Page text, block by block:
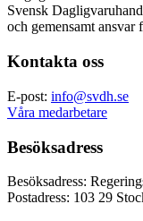
Svensk
och gemensamt ansvar
Kontakta oss
E-post: info@svdh.se
Våra medarbetare
Besöksadress
Besöksadress:
Postadress: 103 29